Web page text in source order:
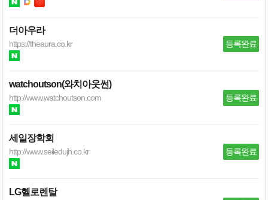
더아우라
https://theaura.co.kr 등록완료
watchoutson(와치아웃썬)
http://www.watchoutson.com 등록완료
세일장학회
http://www.seiledujh.co.kr 등록완료
LG헬로렌탈